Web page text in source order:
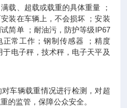
载、超载或载重的具体重量 ；
装在车辆上，不会损坏 ；安装
简单 ；耐油污，防护等级IP67
正常工作；钢制传感器 ；精度
电子秤，技术秤，电子天平及
车辆载重情况进行检测，对超
的监管，保障公众安全。